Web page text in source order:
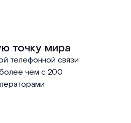
точку мира
телефонной связи
чем с 200